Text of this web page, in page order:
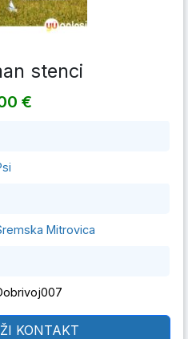
stenci
€
Mitrovica
KONTAKT